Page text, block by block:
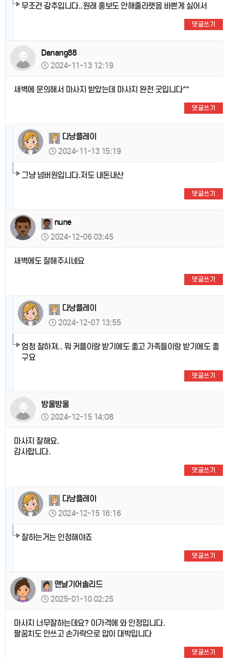
무조건 강추입니다..원래 홍보도 안해줄라햇음 바쁜게 싫어서
댓글쓰기
Danang88
2024-11-13 12:19
새벽에 문의해서 마사지 받았는데 마사지 완전 굿입니다^^
댓글쓰기
다낭플레이
2024-11-13 15:19
그냥 넘버원입니다.저도 내돈내산
댓글쓰기
nune
2024-12-06 03:45
새벽에도 잘해주시네요
댓글쓰기
다낭플레이
2024-12-07 13:55
엄청 잘하져.. 뭐 커플이랑 받기에도 좋고 가족들이랑 받기에도 좋
구요
댓글쓰기
방울방울
2024-12-15 14:08
마사지 잘해요.
감사합니다.
댓글쓰기
다낭플레이
2024-12-15 16:16
잘하는거는 인정해야죠
댓글쓰기
맨날기어솔리드
2025-01-10 02:25
마사지 너무잘하는데요? 이가격에 와 인정입니다.
팔꿈치도 안쓰고 손가락으로 압이 대박입니다
댓글쓰기